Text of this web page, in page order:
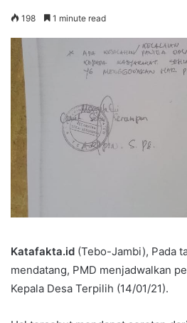
198 1 minute read
Katafakta.id (Tebo-Jambi), Pada
mendatang, PMD menjadwalkan
Kepala Desa Terpilih (14/01/21).